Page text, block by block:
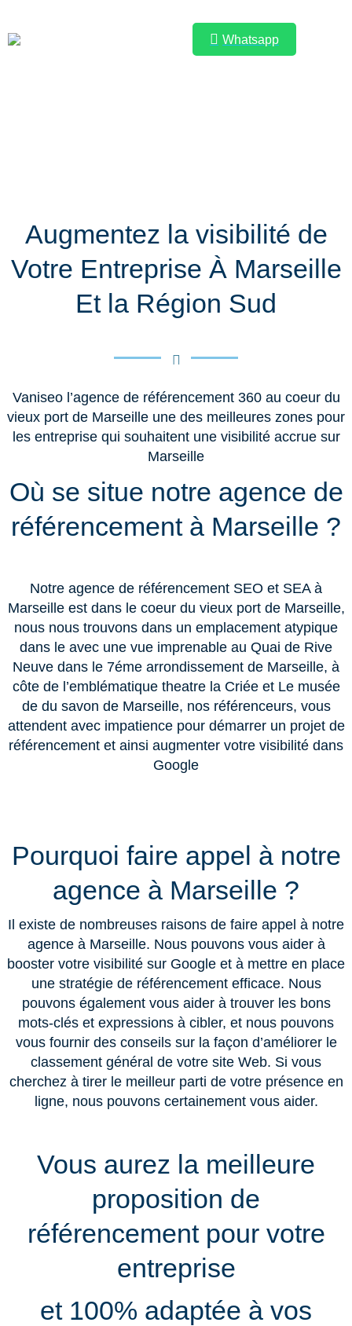
Whatsapp
Augmentez la visibilité de
Votre Entreprise À Marseille
Et la Région Sud
Vaniseo l’agence de référencement 360 au coeur du
vieux port de Marseille une des meilleures zones pour
les entreprise qui souhaitent une visibilité accrue sur
Marseille
Où se situe notre agence de
référencement à Marseille ?
Notre agence de référencement SEO et SEA à
Marseille est dans le coeur du vieux port de Marseille,
nous nous trouvons dans un emplacement atypique
dans le avec une vue imprenable au Quai de Rive
Neuve dans le 7éme arrondissement de Marseille, à
côte de l’emblématique theatre la Criée et Le musée
de du savon de Marseille, nos référenceurs, vous
attendent avec impatience pour démarrer un projet de
référencement et ainsi augmenter votre visibilité dans
Google
Pourquoi faire appel à notre
agence à Marseille ?
Il existe de nombreuses raisons de faire appel à notre
agence à Marseille. Nous pouvons vous aider à
booster votre visibilité sur Google et à mettre en place
une stratégie de référencement efficace. Nous
pouvons également vous aider à trouver les bons
mots-clés et expressions à cibler, et nous pouvons
vous fournir des conseils sur la façon d’améliorer le
classement général de votre site Web. Si vous
cherchez à tirer le meilleur parti de votre présence en
ligne, nous pouvons certainement vous aider.
Vous aurez la meilleure
proposition de
référencement pour votre
entreprise
et 100% adaptée à vos